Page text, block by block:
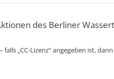
des Berliner
„CC-Lizenz“ angegeben ist,